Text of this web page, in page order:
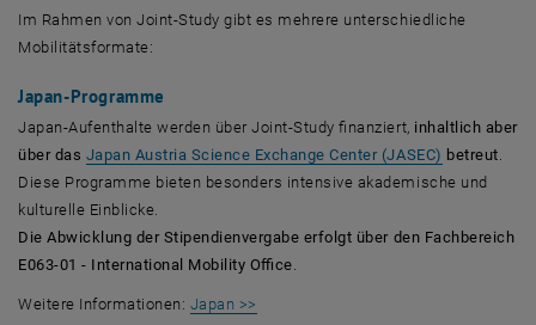
Im Rahmen von Joint-Study gibt es mehrere unterschiedliche
Mobilitätsformate:
Japan-Programme
Japan-Aufenthalte werden über Joint-Study finanziert, inhaltlich aber
über das Japan Austria Science Exchange Center (JASEC) , öffnet in
betreut.
Diese Programme bieten besonders intensive akademische und
kulturelle Einblicke.
Die Abwicklung der Stipendienvergabe erfolgt über den Fachbereich
E063-01 - International Mobility Office.
Weitere Informationen: Japan >>